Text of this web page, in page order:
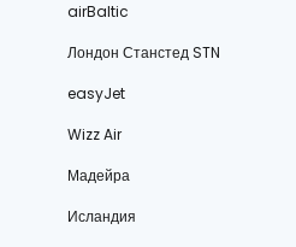
airBaltic
Лондон Станстед STN
easyJet
Wizz Air
Мадейра
Исландия